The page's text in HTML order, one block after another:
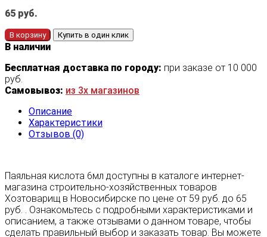
65 руб.
В корзину Купить в один клик
В наличии
Бесплатная доставка по городу: при заказе от 10 000
руб.
Самовывоз: из 3х магазинов
Описание
Характеристики
Отзывов (0)
Паяльная кислота 6мл доступны в каталоге интернет-
магазина строительно-хозяйственных товаров
Хозтоварищ в Новосибирске по цене от 59 руб. до 65
руб. . Ознакомьтесь с подробными характеристиками и
описанием, а также отзывами о данном товаре, чтобы
сделать правильный выбор и заказать товар. Вы можете